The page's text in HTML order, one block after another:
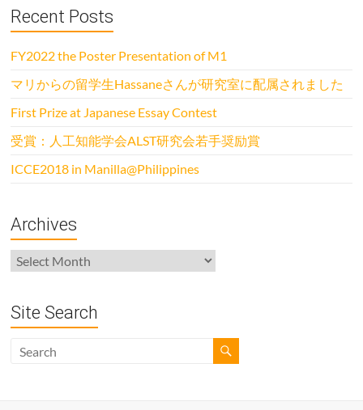
Recent Posts
FY2022 the Poster Presentation of M1
マリからの留学生Hassaneさんが研究室に配属されました
First Prize at Japanese Essay Contest
受賞：人工知能学会ALST研究会若手奨励賞
ICCE2018 in Manilla@Philippines
Archives
Archives
Site Search